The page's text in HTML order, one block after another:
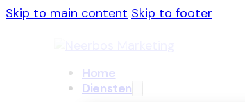
Skip to main content Skip to footer
Home
Diensten